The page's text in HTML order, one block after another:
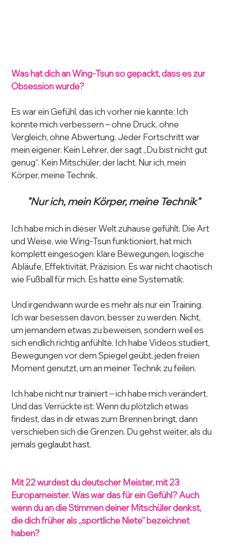
Was hat dich an Wing-Tsun so gepackt, dass es zur
Obsession wurde?
Es war ein Gefühl, das ich vorher nie kannte: Ich
konnte mich verbessern – ohne Druck, ohne
Vergleich, ohne Abwertung. Jeder Fortschritt war
mein eigener. Kein Lehrer, der sagt „Du bist nicht gut
genug“. Kein Mitschüler, der lacht. Nur ich, mein
Körper, meine Technik.
"Nur ich, mein Körper, meine Technik"
Ich habe mich in dieser Welt zuhause gefühlt. Die Art
und Weise, wie Wing-Tsun funktioniert, hat mich
komplett eingesogen: klare Bewegungen, logische
Abläufe, Effektivität, Präzision. Es war nicht chaotisch
wie Fußball für mich. Es hatte eine Systematik.
Und irgendwann wurde es mehr als nur ein Training.
Ich war besessen davon, besser zu werden. Nicht,
um jemandem etwas zu beweisen, sondern weil es
sich endlich richtig anfühlte. Ich habe Videos studiert,
Bewegungen vor dem Spiegel geübt, jeden freien
Moment genutzt, um an meiner Technik zu feilen.
Ich habe nicht nur trainiert – ich habe mich verändert.
Und das Verrückte ist: Wenn du plötzlich etwas
findest, das in dir etwas zum Brennen bringt, dann
verschieben sich die Grenzen. Du gehst weiter, als du
jemals geglaubt hast.
Mit 22 wurdest du deutscher Meister, mit 23
Europameister. Was war das für ein Gefühl? Auch
wenn du an die Stimmen deiner Mitschüler denkst,
die dich früher als „sportliche Niete“ bezeichnet
haben?